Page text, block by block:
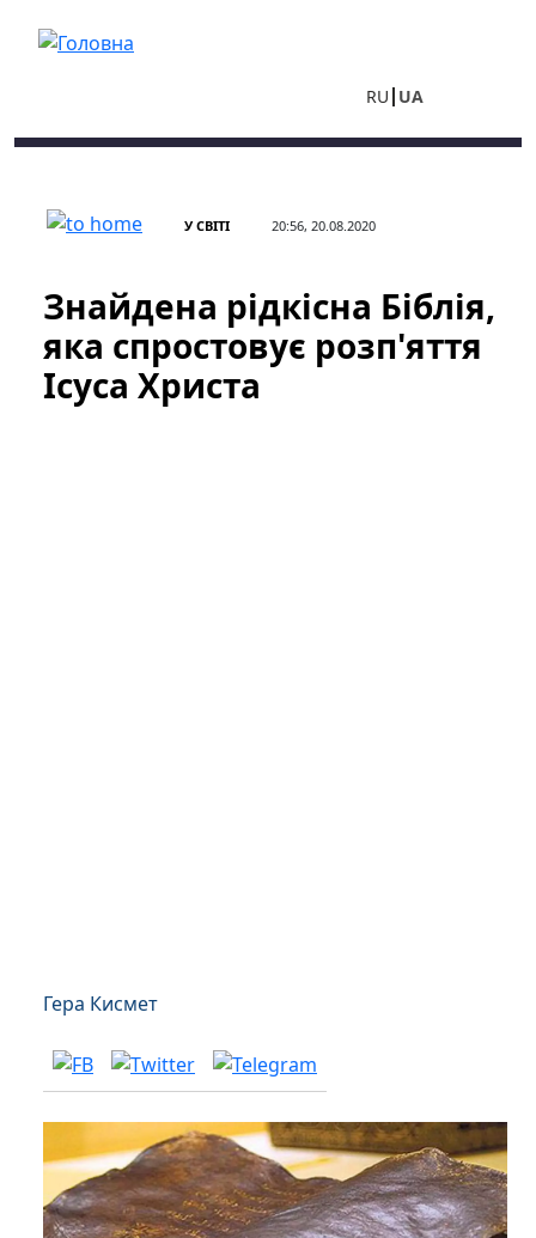
RU UA
У СВІТІ 20:56, 20.08.2020
Знайдена рідкісна Біблія,
яка спростовує розп'яття
Ісуса Христа
Гера Кисмет